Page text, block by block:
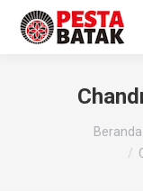
You are here:Beranda